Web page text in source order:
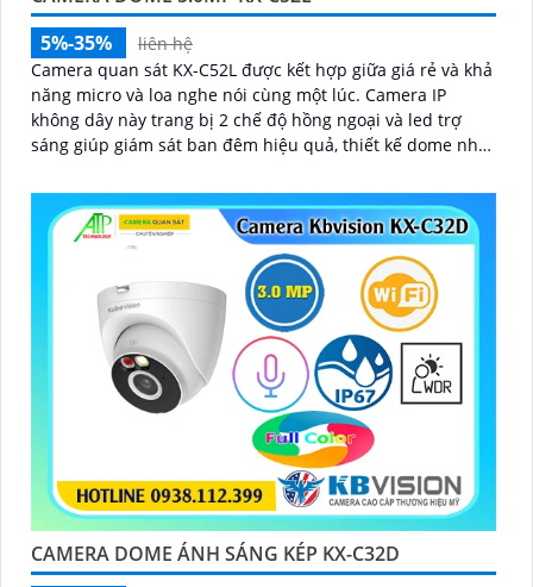
5%-35%
liên hệ
Camera quan sát KX-C52L được kết hợp giữa giá rẻ và khả
năng micro và loa nghe nói cùng một lúc. Camera IP
không dây này trang bị 2 chế độ hồng ngoại và led trợ
sáng giúp giám sát ban đêm hiệu quả, thiết kế dome nhỏ
CAMERA DOME ÁNH SÁNG KÉP KX-C32D